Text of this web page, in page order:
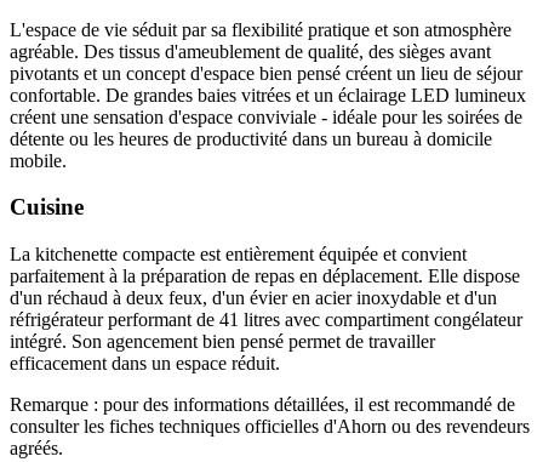
L'espace de vie séduit par sa flexibilité pratique et son atmosphère
agréable. Des tissus d'ameublement de qualité, des sièges avant
pivotants et un concept d'espace bien pensé créent un lieu de séjour
confortable. De grandes baies vitrées et un éclairage LED lumineux
créent une sensation d'espace conviviale - idéale pour les soirées de
détente ou les heures de productivité dans un bureau à domicile
mobile.
Cuisine
La kitchenette compacte est entièrement équipée et convient
parfaitement à la préparation de repas en déplacement. Elle dispose
d'un réchaud à deux feux, d'un évier en acier inoxydable et d'un
réfrigérateur performant de 41 litres avec compartiment congélateur
intégré. Son agencement bien pensé permet de travailler
efficacement dans un espace réduit.
Remarque : pour des informations détaillées, il est recommandé de
consulter les fiches techniques officielles d'Ahorn ou des revendeurs
agréés.